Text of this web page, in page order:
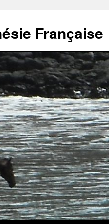
Française